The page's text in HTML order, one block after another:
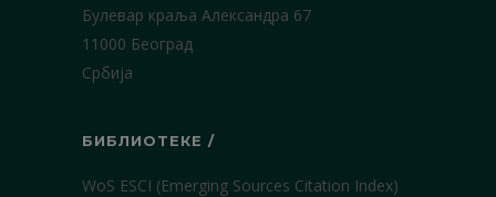
Булевар краља Александра 67
11000 Београд
Србија
БИБЛИОТЕКЕ /
WoS ESCI (Emerging Sources Citation Index)